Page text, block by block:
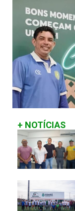
+ NOTÍCIAS